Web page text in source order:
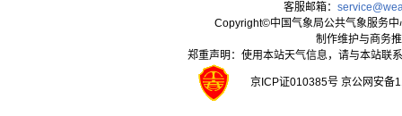
客服邮箱：
Copyright©中国气象局公共气象服务
制作维护与商务
郑重声明：使用本站天气信息，请与本站联
京ICP证010385号 京公网安备